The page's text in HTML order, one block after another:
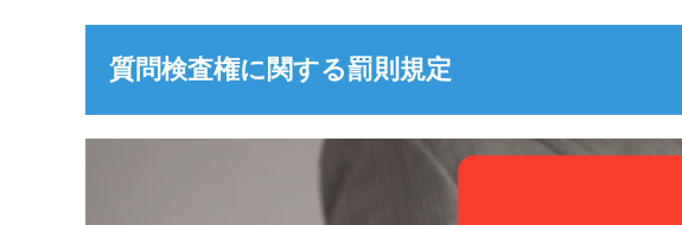
質問検査権に関する罰則規定